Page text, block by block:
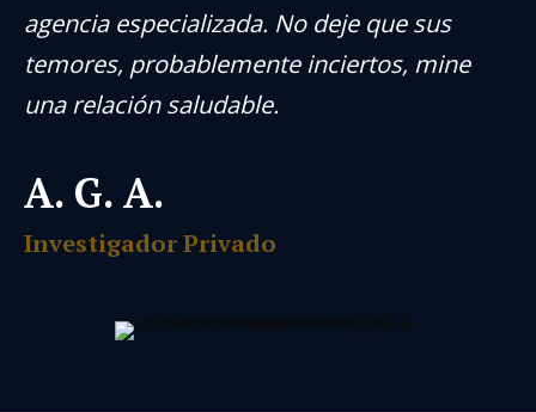
agencia especializada. No deje que sus
temores, probablemente inciertos, mine
una relación saludable.
A. G. A.
Investigador Privado